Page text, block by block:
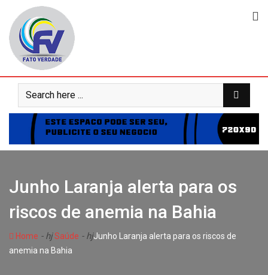
content
Junho Laranja alerta para os
riscos de anemia na Bahia
Home - hjSaúde - hjJunho Laranja alerta para os riscos de
anemia na Bahia